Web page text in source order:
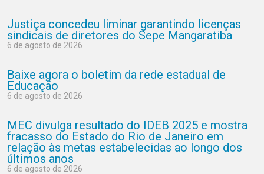
Justiça concedeu liminar garantindo licenças
sindicais de diretores do Sepe Mangaratiba
6 de agosto de 2026
Baixe agora o boletim da rede estadual de
Educação
6 de agosto de 2026
MEC divulga resultado do IDEB 2025 e mostra
fracasso do Estado do Rio de Janeiro em
relação às metas estabelecidas ao longo dos
últimos anos
6 de agosto de 2026